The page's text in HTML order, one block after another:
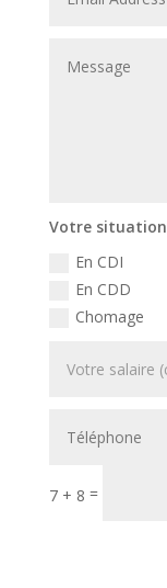
Votre situation
En CDI
En CDD
Chomage
7 + 8 =